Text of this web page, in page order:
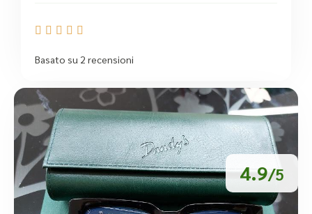
    
Basato su 2 recensioni
4.9/5